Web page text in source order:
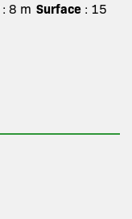
: 8 m Surface: 15